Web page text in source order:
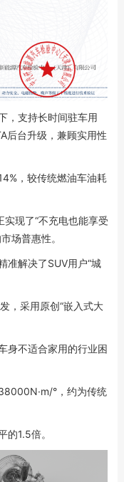
，支持长时间驻车用
后台升级，兼顾实用性
，较传统燃油车油耗
现了“不充电也能享受
场普惠性。
准解决了SUV用户“城
，采用原创“嵌入式大
身不适合家用的行业困
°，约为传统
1.5倍。